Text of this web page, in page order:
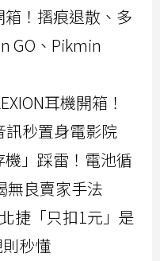
箱！摺痕退散、多
GO、Pikmin
耳機開箱！
訊秒置身電影院
」踩雷！電池循
無良賣家手法
捷「只扣1元」是
秒懂